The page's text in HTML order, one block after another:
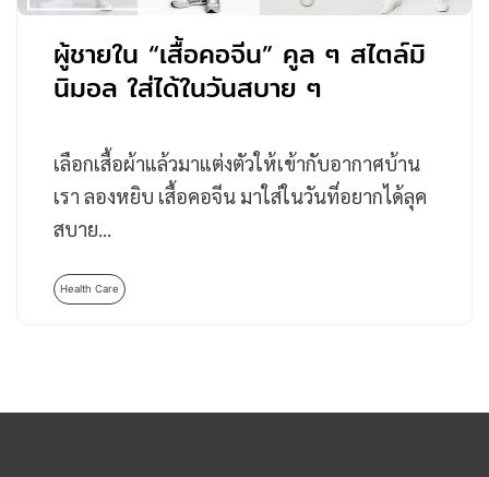
ผู้ชายใน “เสื้อคอจีน” คูล ๆ สไตล์มิ
นิมอล ใส่ได้ในวันสบาย ๆ
เลือกเสื้อผ้าแล้วมาแต่งตัวให้เข้ากับอากาศบ้าน
เรา ลองหยิบ เสื้อคอจีน มาใส่ในวันที่อยากได้ลุค
สบาย…
Health Care